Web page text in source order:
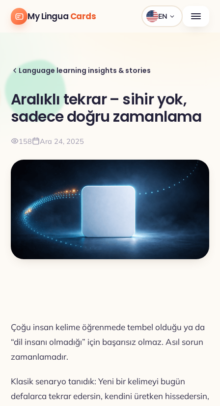
My Lingua Cards EN
Language learning insights & stories
Aralıklı tekrar – sihir yok,
sadece doğru zamanlama
158 Ara 24, 2025
Çoğu insan kelime öğrenmede tembel olduğu ya da
“dil insanı olmadığı” için başarısız olmaz. Asıl sorun
zamanlamadır.
Klasik senaryo tanıdık: Yeni bir kelimeyi bugün
defalarca tekrar edersin, kendini üretken hissedersin,